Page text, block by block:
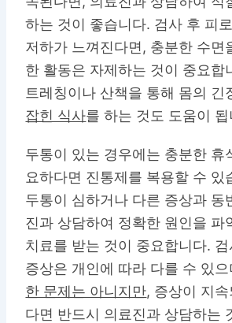
하는 것이 좋습니다. 검사 후 피
저하가 느껴진다면, 충분한 수면
한 활동은 자제하는 것이 중요합
트레칭이나 산책을 통해 몸의 긴
잡힌 식사를 하는 것도 도움이 됩
두통이 있는 경우에는 충분한 휴
요하다면 진통제를 복용할 수 있
두통이 심하거나 다른 증상과 동
진과 상담하여 정확한 원인을 파
치료를 받는 것이 중요합니다.
증상은 개인에 따라 다를 수 있으
한 문제는 아니지만, 증상이 지
다면 반드시 의료진과 상담하는